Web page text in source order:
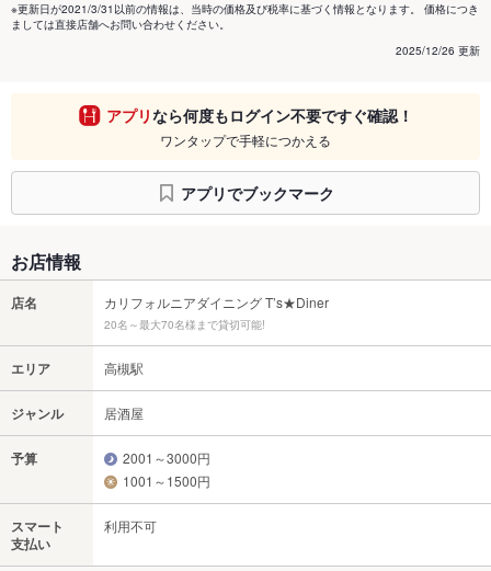
※更新日が2021/3/31以前の情報は、当時の価格及び税率に基づく情報となります。 価格につき
ましては直接店舗へお問い合わせください。
2025/12/26 更新
アプリなら何度もログイン不要ですぐ確認！
ワンタップで手軽につかえる
アプリでブックマーク
お店情報
店名 カリフォルニアダイニング T’s★Diner
20名～最大70名様まで貸切可能!
エリア 高槻駅
ジャンル 居酒屋
予算
2001～3000円
1001～1500円
スマート
支払い
利用不可